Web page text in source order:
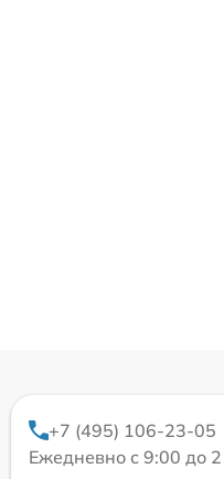
+7 (495) 106-23-05
Ежедневно с 9:00 до